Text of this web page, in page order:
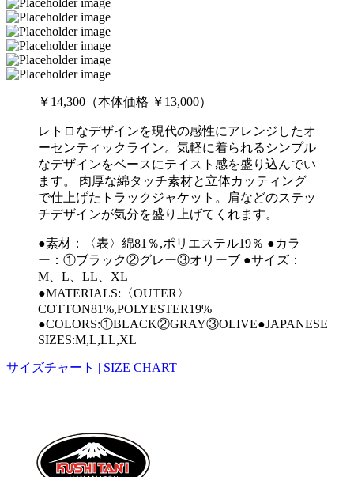
￥14,300（本体価格 ￥13,000）
レトロなデザインを現代の感性にアレンジしたオ
ーセンティックライン。気軽に着られるシンプル
なデザインをベースにテイスト感を盛り込んでい
ます。 肉厚な綿タッチ素材と立体カッティング
で仕上げたトラックジャケット。肩などのステッ
チデザインが気分を盛り上げてくれます。
●素材：〈表〉綿81％,ポリエステル19％ ●カラ
ー：①ブラック②グレー③オリーブ ●サイズ：
M、L、LL、XL
●MATERIALS:〈OUTER〉
COTTON81%,POLYESTER19%
●COLORS:①BLACK②GRAY③OLIVE●JAPANESE
SIZES:M,L,LL,XL
サイズチャート | SIZE CHART